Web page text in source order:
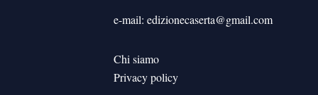
e-mail: edizionecaserta@gmail.com
Chi siamo
Privacy policy